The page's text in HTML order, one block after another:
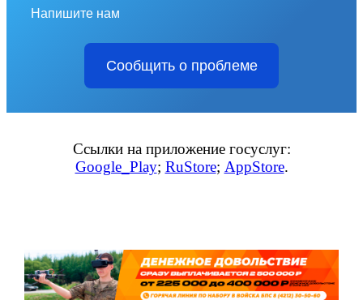
Напишите нам
Сообщить о проблеме
Ссылки на приложение госуслуг:
Google_Play; RuStore; AppStore.